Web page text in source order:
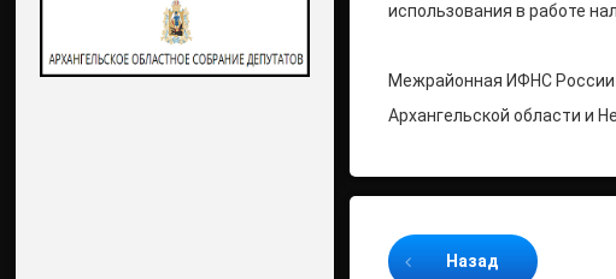
использования в работе
Межрайонная ИФНС
Архангельской области и
Продолжайте читать
Назад